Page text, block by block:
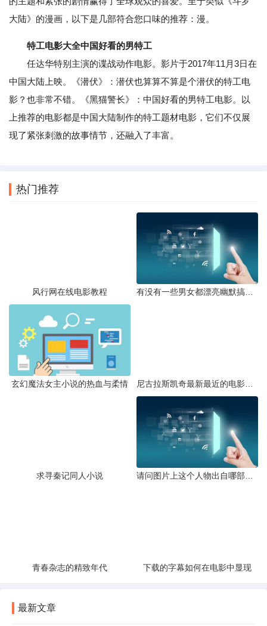
大陆》的漫画，以下是几部符合您口味的推荐：漫。
特工电影大全中国好看的男特工
任达华特别主演的谍战动作电影。影片于2017年11月3日在
中国大陆上映。《潜伏》：潜伏也算算不算是个潜伏的特工电
影？也非常不错。《黑猫警长》：中国好看的男特工电影。以
上推荐的电影都是中国大陆制作的特工题材电影，它们不仅展
现了紧张刺激的故事情节，还融入了丰富。
热门推荐
风行网在线电影教程
玄幻魔法女主小说的热血与柔情
求寻秦记同人小说
青春杂志的精致年代 下载的字幕如何在电影中显现
最新文章